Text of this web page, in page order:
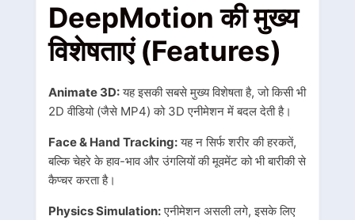
DeepMotion की मुख्य
विशेषताएं (Features)
Animate 3D:यह इसकी सबसे मुख्य विशेषता है, जो किसी भी
2D वीडियो (जैसे MP4) को 3D एनीमेशन में बदल देती है।
Face & Hand Tracking:यह न सिर्फ शरीर की हरकतें,
बल्कि चेहरे के हाव-भाव और उंगलियों की मूवमेंट को भी बारीकी से
कैप्चर करता है।
Physics Simulation:एनीमेशन असली लगे, इसके लिए